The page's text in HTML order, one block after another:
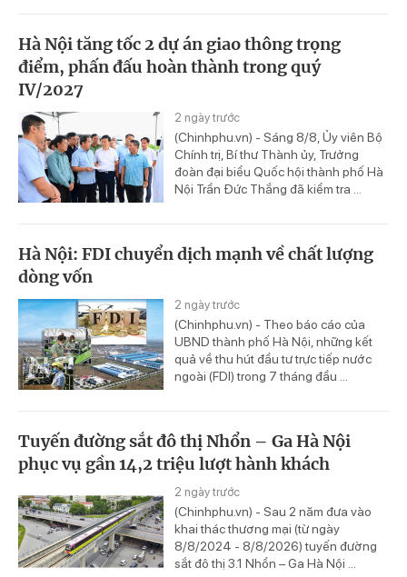
Hà Nội tăng tốc 2 dự án giao thông trọng
điểm, phấn đấu hoàn thành trong quý
IV/2027
2 ngày trước
(Chinhphu.vn) - Sáng 8/8, Ủy viên Bộ
Chính trị, Bí thư Thành ủy, Trưởng
đoàn đại biểu Quốc hội thành phố Hà
Nội Trần Đức Thắng đã kiểm tra ...
Hà Nội: FDI chuyển dịch mạnh về chất lượng
dòng vốn
2 ngày trước
(Chinhphu.vn) - Theo báo cáo của
UBND thành phố Hà Nội, những kết
quả về thu hút đầu tư trực tiếp nước
ngoài (FDI) trong 7 tháng đầu ...
Tuyến đường sắt đô thị Nhổn – Ga Hà Nội
phục vụ gần 14,2 triệu lượt hành khách
2 ngày trước
(Chinhphu.vn) - Sau 2 năm đưa vào
khai thác thương mại (từ ngày
8/8/2024 - 8/8/2026) tuyến đường
sắt đô thị 3.1 Nhổn – Ga Hà Nội ...